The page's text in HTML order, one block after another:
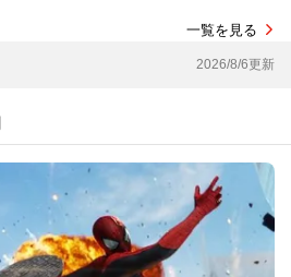
一覧を見る
2026/8/6更新